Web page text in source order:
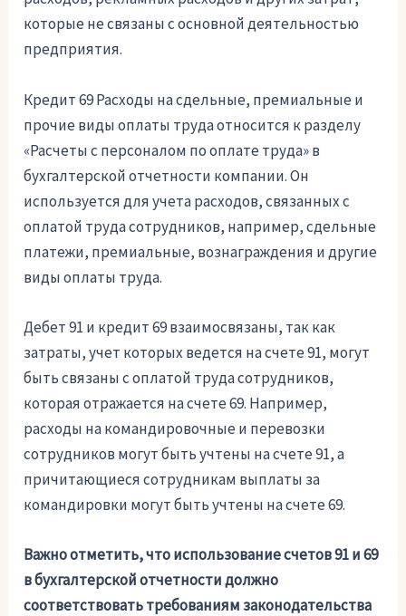
которые не связаны с основной деятельностью
предприятия.
Кредит 69 Расходы на сдельные, премиальные и
прочие виды оплаты труда относится к разделу
«Расчеты с персоналом по оплате труда» в
бухгалтерской отчетности компании. Он
используется для учета расходов, связанных с
оплатой труда сотрудников, например, сдельные
платежи, премиальные, вознаграждения и другие
виды оплаты труда.
Дебет 91 и кредит 69 взаимосвязаны, так как
затраты, учет которых ведется на счете 91, могут
быть связаны с оплатой труда сотрудников,
которая отражается на счете 69. Например,
расходы на командировочные и перевозки
сотрудников могут быть учтены на счете 91, а
причитающиеся сотрудникам выплаты за
командировки могут быть учтены на счете 69.
Важно отметить, что использование счетов 91 и 69
в бухгалтерской отчетности должно
соответствовать требованиям законодательства